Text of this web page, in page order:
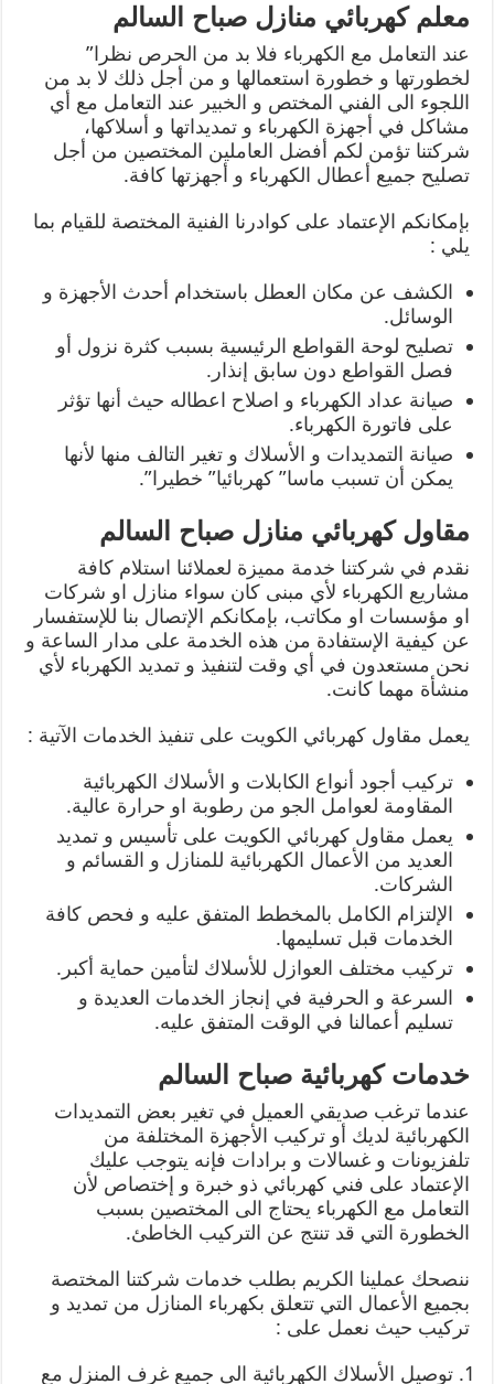
معلم كهربائي منازل صباح السالم
عند التعامل مع الكهرباء فلا بد من الحرص نظرا”
لخطورتها و خطورة استعمالها و من أجل ذلك لا بد من
اللجوء الى الفني المختص و الخبير عند التعامل مع أي
مشاكل في أجهزة الكهرباء و تمديداتها و أسلاكها،
شركتنا تؤمن لكم أفضل العاملين المختصين من أجل
تصليح جميع أعطال الكهرباء و أجهزتها كافة.
بإمكانكم الإعتماد على كوادرنا الفنية المختصة للقيام بما
يلي :
الكشف عن مكان العطل باستخدام أحدث الأجهزة و
الوسائل.
تصليح لوحة القواطع الرئيسية بسبب كثرة نزول أو
فصل القواطع دون سابق إنذار.
صيانة عداد الكهرباء و اصلاح اعطاله حيث أنها تؤثر
على فاتورة الكهرباء.
صيانة التمديدات و الأسلاك و تغير التالف منها لأنها
يمكن أن تسبب ماسا” كهربائيا” خطيرا”.
مقاول كهربائي منازل صباح السالم
نقدم في شركتنا خدمة مميزة لعملائنا استلام كافة
مشاريع الكهرباء لأي مبنى كان سواء منازل او شركات
او مؤسسات او مكاتب، بإمكانكم الإتصال بنا للإستفسار
عن كيفية الإستفادة من هذه الخدمة على مدار الساعة و
نحن مستعدون في أي وقت لتنفيذ و تمديد الكهرباء لأي
منشأة مهما كانت.
يعمل مقاول كهربائي الكويت على تنفيذ الخدمات الآتية :
تركيب أجود أنواع الكابلات و الأسلاك الكهربائية
المقاومة لعوامل الجو من رطوبة او حرارة عالية.
يعمل مقاول كهربائي الكويت على تأسيس و تمديد
العديد من الأعمال الكهربائية للمنازل و القسائم و
الشركات.
الإلتزام الكامل بالمخطط المتفق عليه و فحص كافة
الخدمات قبل تسليمها.
تركيب مختلف العوازل للأسلاك لتأمين حماية أكبر.
السرعة و الحرفية في إنجاز الخدمات العديدة و
تسليم أعمالنا في الوقت المتفق عليه.
خدمات كهربائية صباح السالم
عندما ترغب صديقي العميل في تغير بعض التمديدات
الكهربائية لديك أو تركيب الأجهزة المختلفة من
تلفزيونات و غسالات و برادات فإنه يتوجب عليك
الإعتماد على فني كهربائي ذو خبرة و إختصاص لأن
التعامل مع الكهرباء يحتاج الى المختصين بسبب
الخطورة التي قد تنتج عن التركيب الخاطئ.
ننصحك عملينا الكريم بطلب خدمات شركتنا المختصة
بجميع الأعمال التي تتعلق بكهرباء المنازل من تمديد و
تركيب حيث نعمل على :
توصيل الأسلاك الكهربائية الى جميع غرف المنزل مع